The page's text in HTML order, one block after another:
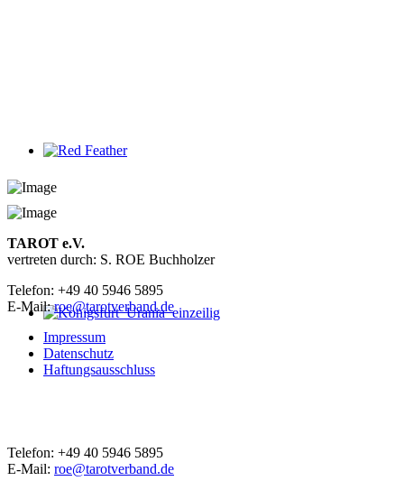
TAROT e.V.
vertreten durch: S. ROE Buchholzer
Telefon: +49 40 5946 5895
E-Mail:roe@tarotverband.de
Impressum
Datenschutz
Haftungsausschluss
Telefon: +49 40 5946 5895
E-Mail: roe@tarotverband.de